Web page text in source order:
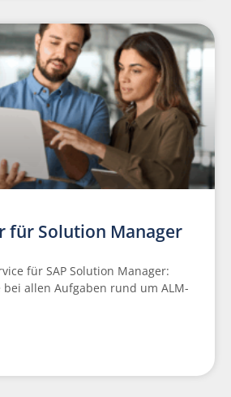
für Solution Manager
für SAP Solution Manager:
bei allen Aufgaben rund um ALM-